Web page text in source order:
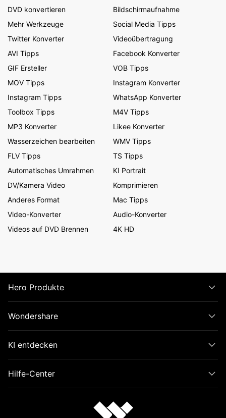
DVD konvertieren
Bildschirmaufnahme
Mehr Werkzeuge
Social Media Tipps
Twitter Konverter
Videoübertragung
AVI Tipps
Facebook Konverter
GIF Ersteller
VOB Tipps
MOV Tipps
Instagram Konverter
Instagram Tipps
WhatsApp Konverter
Toolbox Tipps
M4V Tipps
MP3 Konverter
Likee Konverter
Wasserzeichen bearbeiten
WMV Tipps
FLV Tipps
TS Tipps
Automatisches Umrahmen
KI Portrait
DV/Kamera Video
Komprimieren
Anderes Format
Mac Tipps
Video-Konverter
Audio-Konverter
Videos auf DVD Brennen
4K HD
Hero Produkte
Wondershare
KI entdecken
Hilfe-Center